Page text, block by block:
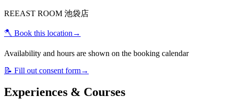
REEAST ROOM 池袋店
🪓 Book this location →
Availability and hours are shown on the booking calendar
📝 Fill out consent form→
Experiences & Courses